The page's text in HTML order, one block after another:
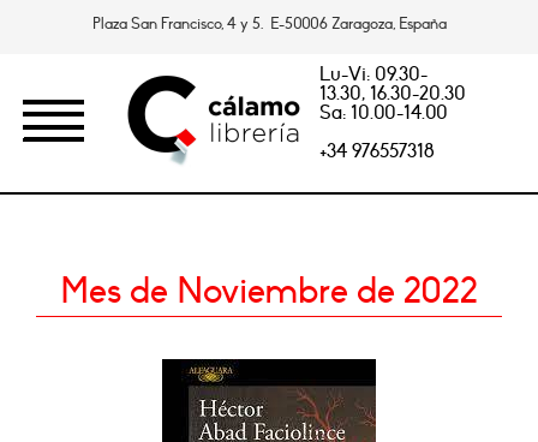
Plaza San Francisco, 4 y 5. E-50006 Zaragoza, España
Lu-Vi: 09.30-
13.30, 16.30-20.30
Sa: 10.00-14.00
+34 976557318
Mes de Noviembre de 2022